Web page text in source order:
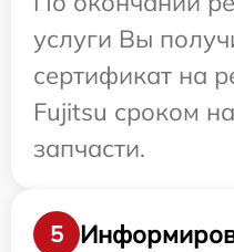
услуги Вы
сертификат на
Fujitsu сроком
запчасти.
5